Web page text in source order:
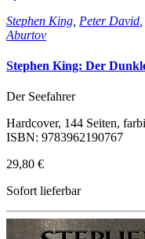
Stephen King Peter David
Aburtov
Stephen King: Der
Der Seefahrer
Hardcover, 144 Seiten,
ISBN: 9783962190767
29,80 €
Sofort lieferbar